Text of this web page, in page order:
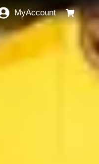
MyAccount